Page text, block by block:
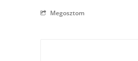
Megosztom